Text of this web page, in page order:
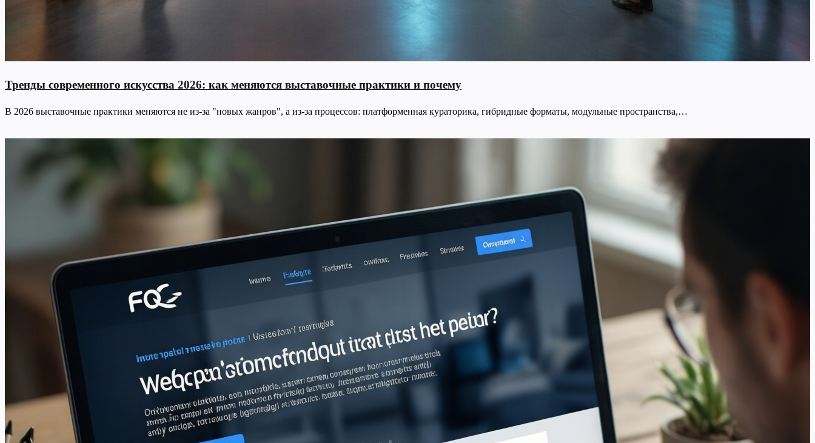
Тренды современного искусства 2026: как меняются выставочные практики и почему
В 2026 выставочные практики меняются не из-за "новых жанров", а из-за процессов: платформенная кураторика, гибридные форматы, модульные пространства,…